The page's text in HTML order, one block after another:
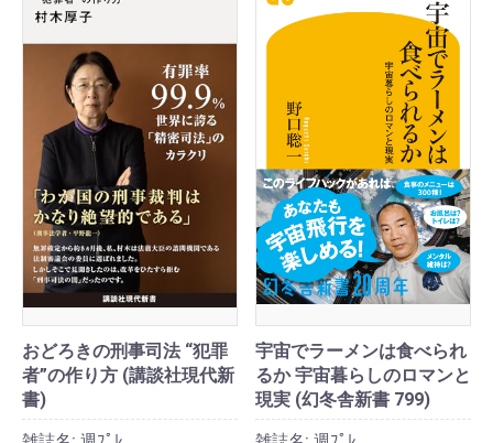
おどろきの刑事司法 “犯罪
者”の作り方 (講談社現代新
書)
宇宙でラーメンは食べられ
るか 宇宙暮らしのロマンと
現実 (幻冬舎新書 799)